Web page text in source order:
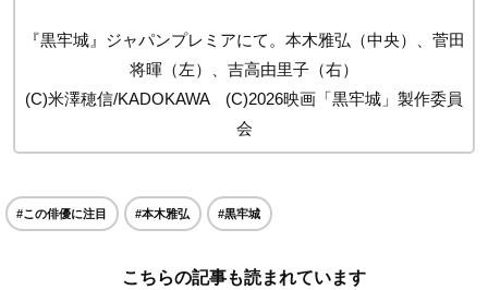
『黒牢城』ジャパンプレミアにて。本木雅弘（中央）、菅田
将暉（左）、吉高由里子（右）
(C)米澤穂信/KADOKAWA (C)2026映画「黒牢城」製作委員
会
#この俳優に注目 #本木雅弘 #黒牢城
こちらの記事も読まれています